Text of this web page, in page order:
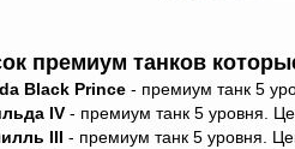
премиум танков
Black Prince - премиум танк 5
IV - премиум танк 5 уровня.
III - премиум танк 5 уровня.